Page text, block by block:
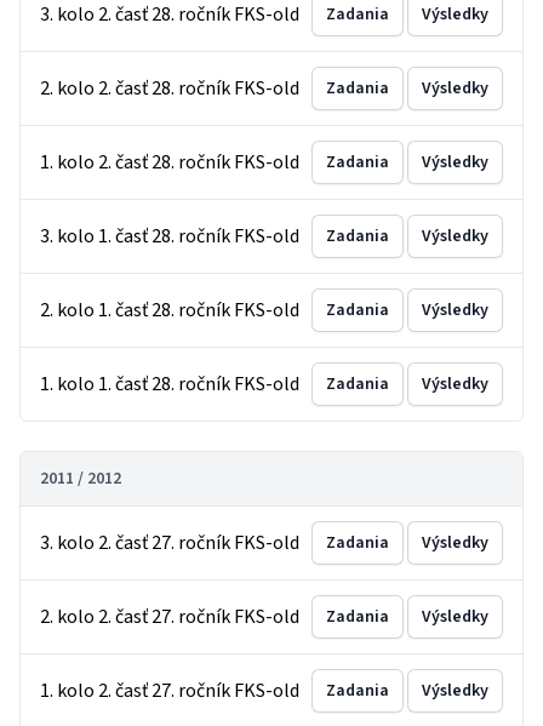
3. kolo 2. časť 28. ročník FKS-old Zadania Výsledky
2. kolo 2. časť 28. ročník FKS-old Zadania Výsledky
1. kolo 2. časť 28. ročník FKS-old Zadania Výsledky
3. kolo 1. časť 28. ročník FKS-old Zadania Výsledky
2. kolo 1. časť 28. ročník FKS-old Zadania Výsledky
1. kolo 1. časť 28. ročník FKS-old Zadania Výsledky
2011 / 2012
3. kolo 2. časť 27. ročník FKS-old Zadania Výsledky
2. kolo 2. časť 27. ročník FKS-old Zadania Výsledky
1. kolo 2. časť 27. ročník FKS-old Zadania Výsledky